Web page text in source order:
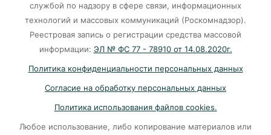
Калининград и Москва объединяются ради
07-08-2026
Убийцу участника СВО в Балтийске посадили
службой по надзору в сфере связи, информационных
технологий и массовых коммуникаций (Роскомнадзор).
Реестровая запись о регистрации средства массовой
информации: ЭЛ № ФС 77 - 78910 от 14.08.2020г.
Политика конфиденциальности персональных данных
Согласие на обработку персональных данных
Политика использования файлов cookies.
Любое использование, либо копирование материалов или